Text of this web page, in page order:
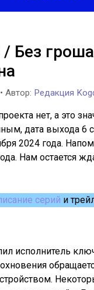
/ Без
• Автор: Редакция
нет, а это
дата выхода 6
2024 года.
Нам остается
серий и
исполнитель